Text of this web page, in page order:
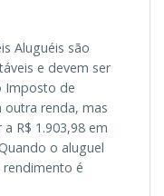
Aluguéis são
e devem ser
Imposto de
outra renda, mas
R$ 1.903,98 em
o aluguel
é